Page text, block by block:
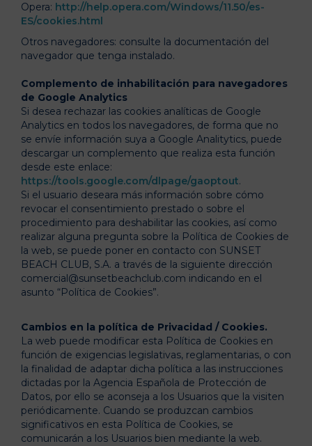
Opera: http://help.opera.com/Windows/11.50/es-
ES/cookies.html
Otros navegadores: consulte la documentación del
navegador que tenga instalado.
Complemento de inhabilitación para navegadores
de Google Analytics
Si desea rechazar las cookies analíticas de Google
Analytics en todos los navegadores, de forma que no
se envíe información suya a Google Analitytics, puede
descargar un complemento que realiza esta función
desde este enlace:
https://tools.google.com/dlpage/gaoptout.
Si el usuario deseara más información sobre cómo
revocar el consentimiento prestado o sobre el
procedimiento para deshabilitar las cookies, así como
realizar alguna pregunta sobre la Política de Cookies de
la web, se puede poner en contacto con SUNSET
BEACH CLUB, S.A. a través de la siguiente dirección
comercial@sunsetbeachclub.com indicando en el
asunto “Política de Cookies”.
Cambios en la política de Privacidad / Cookies.
La web puede modificar esta Política de Cookies en
función de exigencias legislativas, reglamentarias, o con
la finalidad de adaptar dicha política a las instrucciones
dictadas por la Agencia Española de Protección de
Datos, por ello se aconseja a los Usuarios que la visiten
periódicamente. Cuando se produzcan cambios
significativos en esta Política de Cookies, se
comunicarán a los Usuarios bien mediante la web.